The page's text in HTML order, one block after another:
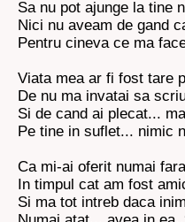
Sa nu pot ajunge la tine
Nici nu aveam de gand
Pentru cineva ce ma
Viata mea ar fi fost tare
De nu ma invatai sa
Si de cand ai plecat...
Pe tine in suflet... nimic
Ca mi-ai oferit numai
In timpul cat am fost
Si ma tot intreb daca